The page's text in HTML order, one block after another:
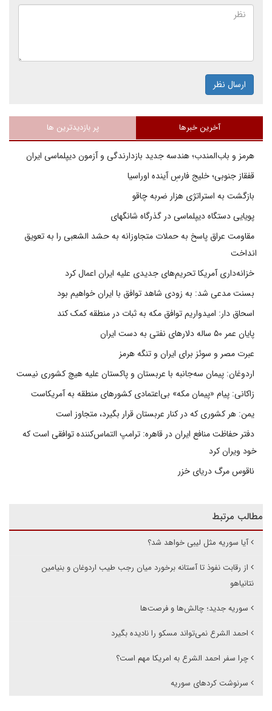
ارسال نظر
آخرین خبرها پر بازدیدترین ها
هرمز و باب‌المندب؛ هندسه جدید بازدارندگی و آزمون دیپلماسی ایران
قفقاز جنوبی؛ خلیج فارسِ آینده اوراسیا
بازگشت به استراتژی هزار ضربه چاقو
پویایی دستگاه دیپلماسی در گذرگاه شانگهای
مقاومت عراق پاسخ به حملات متجاوزانه به حشد الشعبی را به تعویق
انداخت
خزانه‌داری آمریکا تحریم‌های جدیدی علیه ایران اعمال کرد
بسنت مدعی شد: به زودی شاهد توافق با ایران خواهیم بود
اسحاق دار: امیدواریم توافق مکه به ثبات در منطقه کمک کند
پایان عمر ۵۰ ساله دلارهای نفتی به دست ایران
عبرت مصر و سوئز برای ایران و تنگه هرمز
اردوغان: پیمان سه‌جانبه با عربستان و پاکستان علیه هیچ کشوری نیست
زاکانی: پیام «پیمان مکه» بی‌اعتمادی کشورهای منطقه به آمریکاست
یمن: هر کشوری که در کنار عربستان قرار بگیرد، متجاوز است
دفتر حفاظت منافع ایران در قاهره: ترامپ التماس‌کننده توافقی است که
خود ویران کرد
ناقوس مرگ دریای خزر
مطالب مرتبط
آیا سوریه مثل لیبی خواهد شد؟
از رقابت نفوذ تا آستانه برخورد میان رجب طیب اردوغان و بنیامین
نتانیاهو
سوریه جدید؛ چالش‌ها و فرصت‌ها
احمد الشرع نمی‌تواند مسکو را نادیده بگیرد
چرا سفر احمد الشرع به امریکا مهم است؟
سرنوشت کردهای سوریه